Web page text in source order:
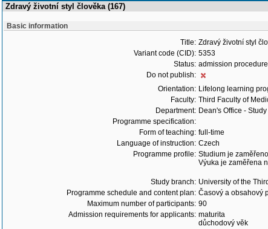
Zdravý životní styl člověka (167)
Basic information
Title: Zdravý životní styl
Variant code (CID): 5353
Status: admission
Do not publish:
Orientation: Lifelong learning
Faculty: Third Faculty of
Department: Dean's Office -
Programme specification:
Form of teaching: full-time
Language of instruction: Czech
Programme profile: Studium je
Výuka je zaměřena
Study branch: University of the
Programme schedule and content plan: Časový a obsahový
Maximum number of participants: 90
Admission requirements for applicants: maturita
důchodový věk